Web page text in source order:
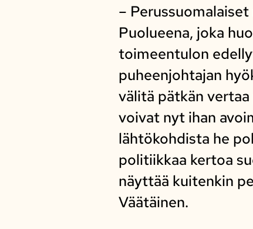
–
Puolueena, joka
toimeentulon
puheenjohtajan
välitä pätkän
voivat nyt ihan
lähtökohdista he
politiikkaa kertoa
näyttää kuitenkin
Väätäinen.